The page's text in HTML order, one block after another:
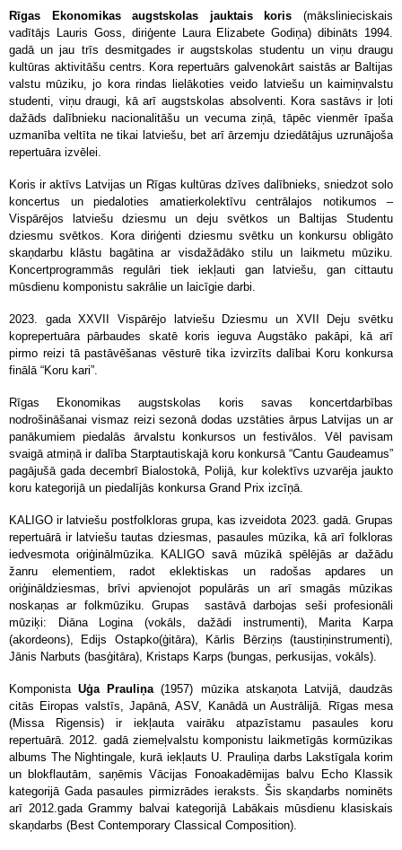
Rīgas Ekonomikas augstskolas jauktais koris (mākslinieciskais
vadītājs Lauris Goss, diriģente Laura Elizabete Godiņa) dibināts 1994.
gadā un jau trīs desmitgades ir augstskolas studentu un viņu draugu
kultūras aktivitāšu centrs. Kora repertuārs galvenokārt saistās ar Baltijas
valstu mūziku, jo kora rindas lielākoties veido latviešu un kaimiņvalstu
studenti, viņu draugi, kā arī augstskolas absolventi. Kora sastāvs ir ļoti
dažāds dalībnieku nacionalitāšu un vecuma ziņā, tāpēc vienmēr īpaša
uzmanība veltīta ne tikai latviešu, bet arī ārzemju dziedātājus uzrunājoša
repertuāra izvēlei.
Koris ir aktīvs Latvijas un Rīgas kultūras dzīves dalībnieks, sniedzot solo
koncertus un piedaloties amatierkolektīvu centrālajos notikumos –
Vispārējos latviešu dziesmu un deju svētkos un Baltijas Studentu
dziesmu svētkos. Kora diriģenti dziesmu svētku un konkursu obligāto
skaņdarbu klāstu bagātina ar visdažādāko stilu un laikmetu mūziku.
Koncertprogrammās regulāri tiek iekļauti gan latviešu, gan cittautu
mūsdienu komponistu sakrālie un laicīgie darbi.
2023. gada XXVII Vispārējo latviešu Dziesmu un XVII Deju svētku
koprepertuāra pārbaudes skatē koris ieguva Augstāko pakāpi, kā arī
pirmo reizi tā pastāvēšanas vēsturē tika izvirzīts dalībai Koru konkursa
finālā “Koru kari”.
Rīgas Ekonomikas augstskolas koris savas koncertdarbības
nodrošināšanai vismaz reizi sezonā dodas uzstāties ārpus Latvijas un ar
panākumiem piedalās ārvalstu konkursos un festivālos. Vēl pavisam
svaigā atmiņā ir dalība Starptautiskajā koru konkursā “Cantu Gaudeamus”
pagājušā gada decembrī Bialostokā, Polijā, kur kolektīvs uzvarēja jaukto
koru kategorijā un piedalījās konkursa Grand Prix izcīņā.
KALIGO ir latviešu postfolkloras grupa, kas izveidota 2023. gadā. Grupas
repertuārā ir latviešu tautas dziesmas, pasaules mūzika, kā arī folkloras
iedvesmota oriģinālmūzika. KALIGO savā mūzikā spēlējās ar dažādu
žanru elementiem, radot eklektiskas un radošas apdares un
oriģināldziesmas, brīvi apvienojot populārās un arī smagās mūzikas
noskaņas ar folkmūziku.Grupas
sastāvā darbojas seši profesionāli
mūziķi: Diāna Logina (vokāls, dažādi instrumenti), Marita Karpa
(akordeons), Edijs Ostapko(ģitāra), Kārlis Bērziņs (taustiņinstrumenti),
Jānis Narbuts (basģitāra), Kristaps Karps (bungas, perkusijas, vokāls).
KomponistaUģa Prauliņa(1957) mūzika atskaņota Latvijā, daudzās
citās Eiropas valstīs, Japānā, ASV, Kanādā un Austrālijā. Rīgas mesa
(Missa Rigensis) ir iekļauta vairāku atpazīstamu pasaules koru
repertuārā. 2012. gadā ziemeļvalstu komponistu laikmetīgās kormūzikas
albums The Nightingale, kurā iekļauts U. Prauliņa darbs Lakstīgala korim
un blokflautām, saņēmis Vācijas Fonoakadēmijas balvu Echo Klassik
kategorijā Gada pasaules pirmizrādes ieraksts. Šis skaņdarbs nominēts
arī 2012.gada Grammy balvai kategorijā Labākais mūsdienu klasiskais
skaņdarbs (Best Contemporary Classical Composition).